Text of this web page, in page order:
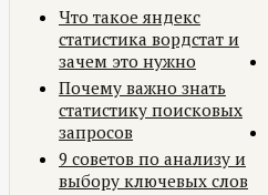
Что такое яндекс
статистика вордстат и
зачем это нужно
Почему важно знать
статистику поисковых
запросов
9 советов по анализу и
выбору ключевых слов